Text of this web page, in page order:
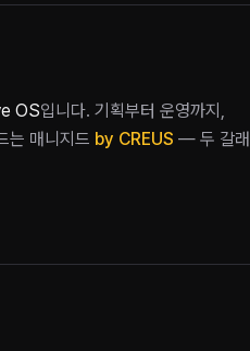
OS입니다. 기획부터 운영까지,
는 매니지드 by CREUS — 두 갈래